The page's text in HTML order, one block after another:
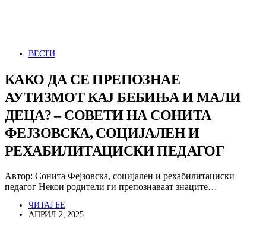
ВЕСТИ
КАКО ДА СЕ ПРЕПОЗНАЕ
АУТИЗМОТ КАЈ БЕБИЊА И МАЛИ
ДЕЦА? – СОВЕТИ НА СОНИТА
ФЕЈЗОВСКА, СОЦИЈАЛЕН И
РЕХАБИЛИТАЦИСКИ ПЕДАГОГ
Автор: Сонита Фејзовска, социјален и рехабилитациски
педагог Некои родители ги препознаваат знаците…
ЧИТАЈ БЕ
АПРИЛ 2, 2025